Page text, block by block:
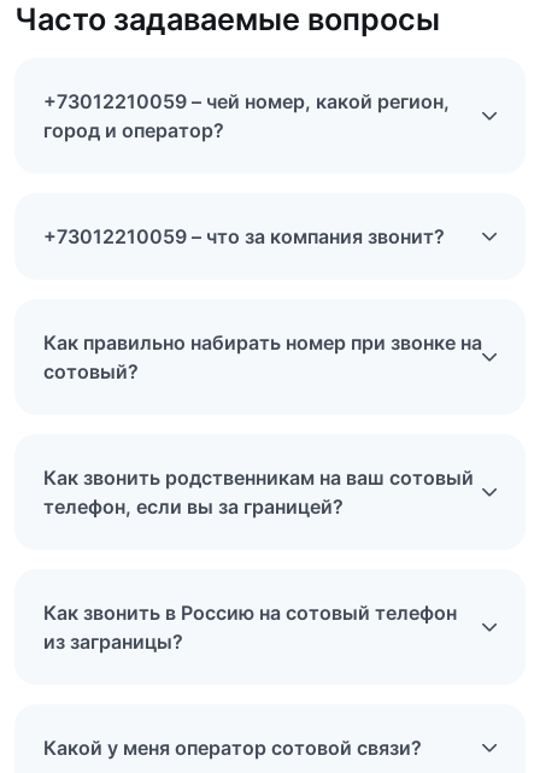
Часто задаваемые вопросы
+73012210059 – чей номер, какой регион,
город и оператор?
+73012210059 – что за компания звонит?
Как правильно набирать номер при звонке на
сотовый?
Как звонить родственникам на ваш сотовый
телефон, если вы за границей?
Как звонить в Россию на сотовый телефон
из заграницы?
Какой у меня оператор сотовой связи?